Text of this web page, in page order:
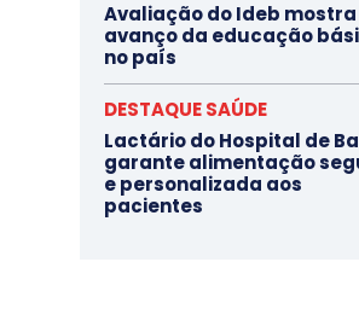
Avaliação do Ideb mostra
avanço da educação
no país
DESTAQUE SAÚDE
Lactário do Hospital de
garante alimentação
e personalizada aos
pacientes